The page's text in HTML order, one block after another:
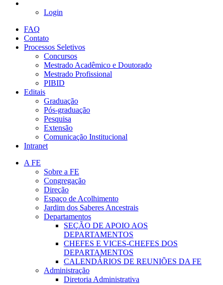
Login
FAQ
Contato
Processos Seletivos
Concursos
Mestrado Acadêmico e Doutorado
Mestrado Profissional
PIBID
Editais
Graduação
Pós-graduação
Pesquisa
Extensão
Comunicação Institucional
Intranet
A FE
Sobre a FE
Congregação
Direção
Espaço de Acolhimento
Jardim dos Saberes Ancestrais
Departamentos
SEÇÃO DE APOIO AOS
DEPARTAMENTOS
CHEFES E VICES-CHEFES DOS
DEPARTAMENTOS
CALENDÁRIOS DE REUNIÕES DA FE
Administração
Diretoria Administrativa